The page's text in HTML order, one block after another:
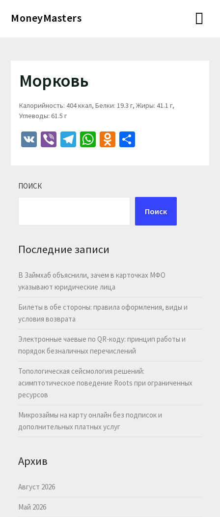
MoneyMasters
Морковь
Калорийность: 404 ккал, Белки: 19.3 г, Жиры: 41.1 г,
Углеводы: 61.5 г
VKViberTelegram
WhatsApp
Odnoklassniki
Отправить
ПОИСК
Поиск
Последние записи
В Займхаб объяснили, зачем в карточках МФО
указывают юридические лица
Билеты в обе стороны: правила оформления, виды и
условия возврата
Электронные чаевые по QR-коду: принцип работы и
порядок безналичных перечислений
Топологическая сейсмология решений:
асимптотическое поведение Roots при ограниченных
ресурсов
Микрозаймы на карту онлайн без подписок и
дополнительных платных услуг
Архив
Август 2026
Май 2026